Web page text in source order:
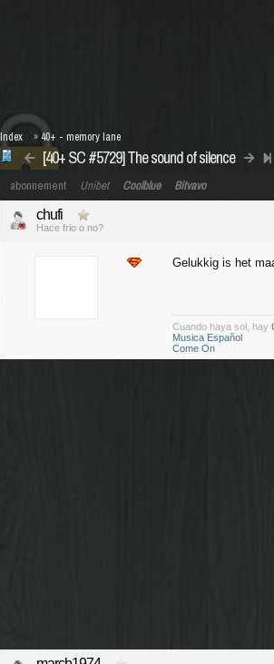
[40+ SC #5729] The sound of silence
Index » 40+ - memory lane
abonnement Unibet Coolblue Bitvavo
chufi
Hace frio o no?
Gelukkig is het
Cuando haya sol, hay
Musica Español
Come On